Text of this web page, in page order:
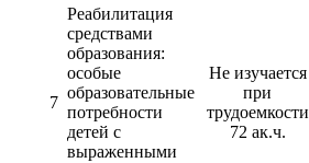
7
Реабилитация
средствами
образования:
особые
образовательные
потребности
детей с
выраженными
Не изучается
при
трудоемкости
72 ак.ч.